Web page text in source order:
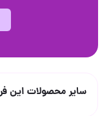
سایر محصولات این